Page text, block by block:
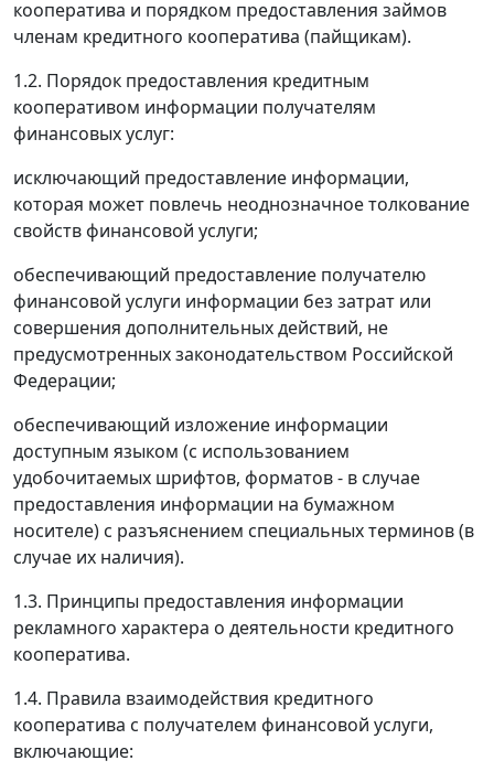
кооператива и порядком предоставления займов
членам кредитного кооператива (пайщикам).
1.2. Порядок предоставления кредитным
кооперативом информации получателям
финансовых услуг:
исключающий предоставление информации,
которая может повлечь неоднозначное толкование
свойств финансовой услуги;
обеспечивающий предоставление получателю
финансовой услуги информации без затрат или
совершения дополнительных действий, не
предусмотренных законодательством Российской
Федерации;
обеспечивающий изложение информации
доступным языком (с использованием
удобочитаемых шрифтов, форматов - в случае
предоставления информации на бумажном
носителе) с разъяснением специальных терминов (в
случае их наличия).
1.3. Принципы предоставления информации
рекламного характера о деятельности кредитного
кооператива.
1.4. Правила взаимодействия кредитного
кооператива с получателем финансовой услуги,
включающие: